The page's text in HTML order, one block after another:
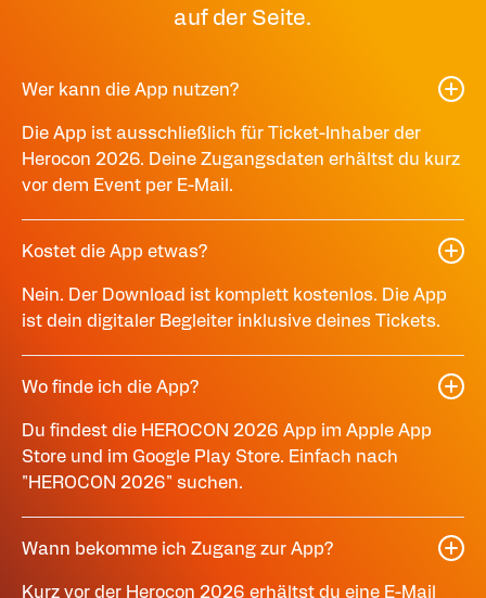
auf der Seite.
Wer kann die App nutzen?
Die App ist ausschließlich für Ticket-Inhaber der
Herocon 2026. Deine Zugangsdaten erhältst du kurz
vor dem Event per E-Mail.
Kostet die App etwas?
Nein. Der Download ist komplett kostenlos. Die App
ist dein digitaler Begleiter inklusive deines Tickets.
Wo finde ich die App?
Du findest die HEROCON 2026 App im Apple App
Store und im Google Play Store. Einfach nach
"HEROCON 2026" suchen.
Wann bekomme ich Zugang zur App?
Kurz vor der Herocon 2026 erhältst du eine E-Mail